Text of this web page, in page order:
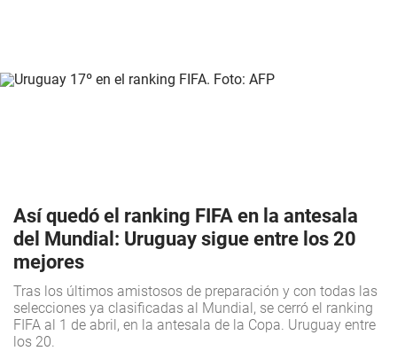
Así quedó el ranking FIFA en la antesala
del Mundial: Uruguay sigue entre los 20
mejores
Tras los últimos amistosos de preparación y con todas las
selecciones ya clasificadas al Mundial, se cerró el ranking
FIFA al 1 de abril, en la antesala de la Copa. Uruguay entre
los 20.